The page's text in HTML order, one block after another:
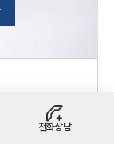
전화상담